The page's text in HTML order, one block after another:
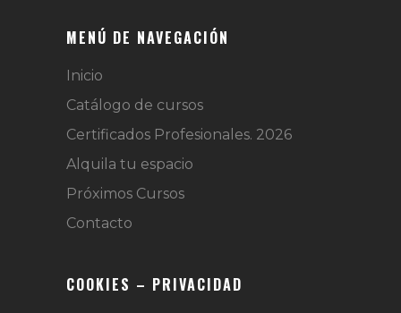
MENÚ DE NAVEGACIÓN
Inicio
Catálogo de cursos
Certificados Profesionales. 2026
Alquila tu espacio
Próximos Cursos
Contacto
COOKIES – PRIVACIDAD